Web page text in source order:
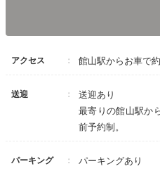
天風呂や足湯、ジェットバ
美しい景色を眺めながら、の
rumi.kirakira
「鰆東風」と「ほおじろ」に分か
アクセス 館山駅からお車で
送迎
送迎あり
最寄りの館山駅か
前予約制。
パーキング パーキングあり